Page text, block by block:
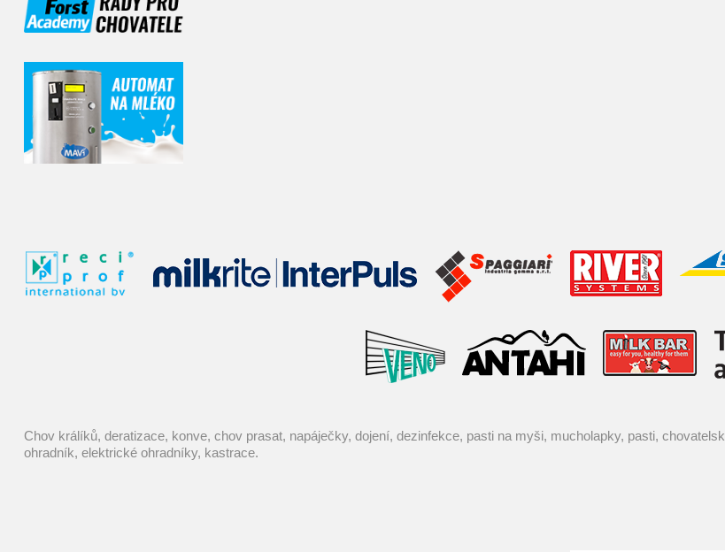
chov králíků, deratizace, konve, chov prasat, napáječky, dojení, dezinfekce, pasti na myši, mucholapky, pasti, chovatelské potřeby, chov ovcí, potřeby pro chovatele, farmářské potřeby, elektrický
ohradník, elektrické ohradníky, kastrace.